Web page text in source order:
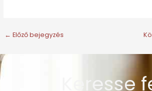
← Előző bejegyzés
Keresse